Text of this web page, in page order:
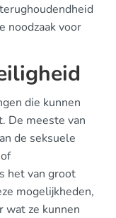
noodzaak voor
die kunnen
De meeste van
de seksuele
het van groot
mogelijkheden,
wat ze kunnen